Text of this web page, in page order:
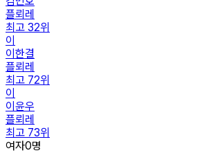
플뢰레
최고 32위
이
이한결
플뢰레
최고 72위
이
이윤우
플뢰레
최고 73위
여자0명